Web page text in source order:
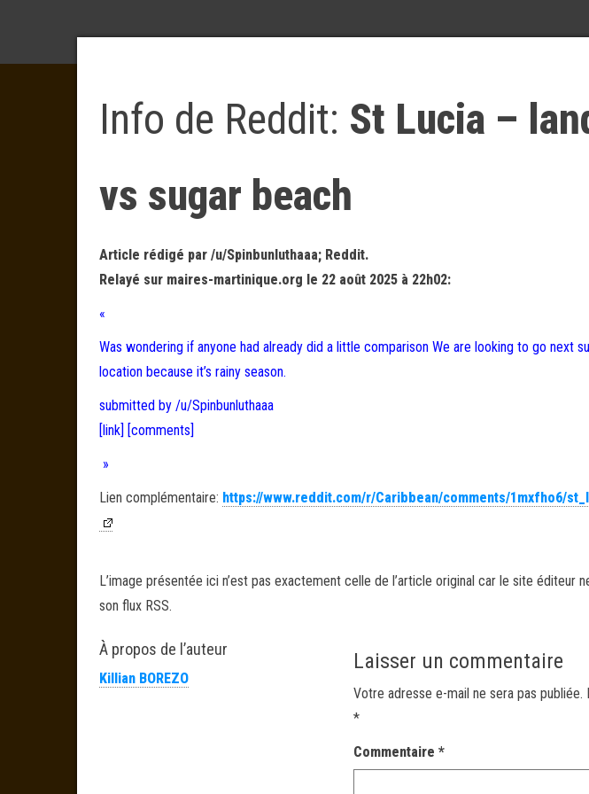
Info de Reddit: St Lucia –
vs sugar beach
Article rédigé par /u/Spinbunluthaaa; Reddit.
Relayé sur maires-martinique.org le 22 août 2025 à 22h02:
«
Was wondering if anyone had already did a little comparison We are looking to go next
location because it’s rainy season.
submitted by /u/Spinbunluthaaa
[link] [comments]
»
Lien complémentaire: https://www.reddit.com/r/Caribbean/comments/1mxfho6/
L’image présentée ici n’est pas exactement celle de l’article original car le site éditeur
son flux RSS.
À propos de l’auteur
Killian BOREZO
Laisser un commentaire
Votre adresse e-mail ne sera pas publiée.
*
Commentaire*